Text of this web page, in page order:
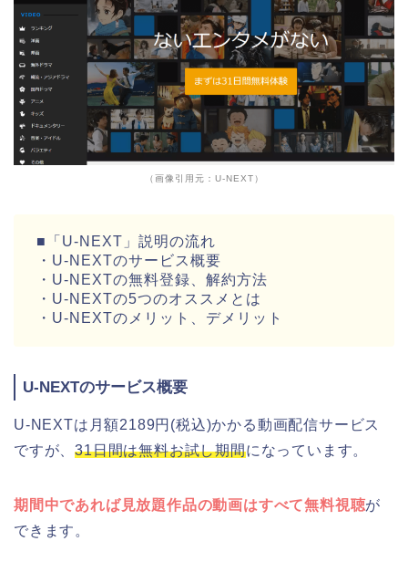
（画像引用元：U-NEXT）
■「U-NEXT」説明の流れ
・U-NEXTのサービス概要
・U-NEXTの無料登録、解約方法
・U-NEXTの5つのオススメとは
・U-NEXTのメリット、デメリット
U-NEXTのサービス概要
U-NEXTは月額2189円(税込)かかる動画配信サービス
ですが、31日間は無料お試し期間になっています。
期間中であれば見放題作品の動画はすべて無料視聴が
できます。